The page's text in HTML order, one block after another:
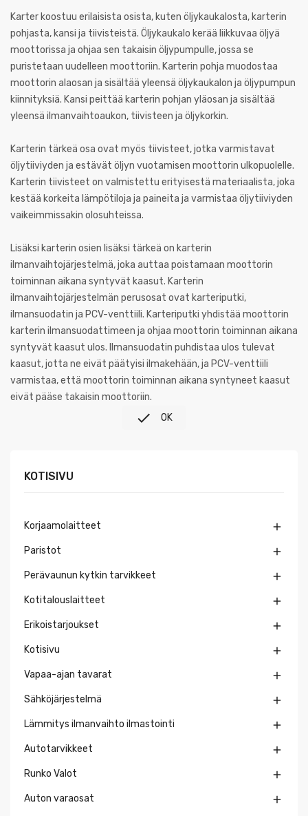
Karter koostuu erilaisista osista, kuten öljykaukalosta, karterin
pohjasta, kansi ja tiivisteistä. Öljykaukalo kerää liikkuvaa öljyä
moottorissa ja ohjaa sen takaisin öljypumpulle, jossa se
puristetaan uudelleen moottoriin. Karterin pohja muodostaa
moottorin alaosan ja sisältää yleensä öljykaukalon ja öljypumpun
kiinnityksiä. Kansi peittää karterin pohjan yläosan ja sisältää
yleensä ilmanvaihtoaukon, tiivisteen ja öljykorkin.
Karterin tärkeä osa ovat myös tiivisteet, jotka varmistavat
öljytiiviyden ja estävät öljyn vuotamisen moottorin ulkopuolelle.
Karterin tiivisteet on valmistettu erityisestä materiaalista, joka
kestää korkeita lämpötiloja ja paineita ja varmistaa öljytiiviyden
vaikeimmissakin olosuhteissa.
Lisäksi karterin osien lisäksi tärkeä on karterin
ilmanvaihtojärjestelmä, joka auttaa poistamaan moottorin
toiminnan aikana syntyvät kaasut. Karterin
ilmanvaihtojärjestelmän perusosat ovat karteriputki,
ilmansuodatin ja PCV-venttiili. Karteriputki yhdistää moottorin
karterin ilmansuodattimeen ja ohjaa moottorin toiminnan aikana
syntyvät kaasut ulos. Ilmansuodatin puhdistaa ulos tulevat
kaasut, jotta ne eivät päätyisi ilmakehään, ja PCV-venttiili
varmistaa, että moottorin toiminnan aikana syntyneet kaasut
eivät pääse takaisin moottoriin.
 OK
KOTISIVU
Korjaamolaitteet 
Paristot 
Perävaunun kytkin tarvikkeet 
Kotitalouslaitteet 
Erikoistarjoukset 
Kotisivu 
Vapaa-ajan tavarat 
Sähköjärjestelmä 
Lämmitys ilmanvaihto ilmastointi 
Autotarvikkeet 
Runko Valot 
Auton varaosat 